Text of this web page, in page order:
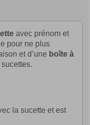
avec prénom et
pour ne plus
et d’une boîte à
la sucette et est